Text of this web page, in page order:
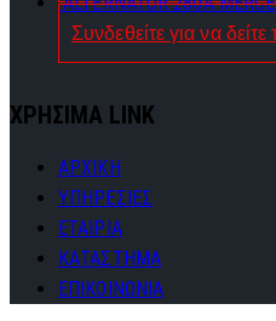
Συνδεθείτε για να δείτε
ΧΡΗΣΙΜΑ LINK
ΑΡΧΙΚΗ
ΥΠΗΡΕΣΙΕΣ
ΕΤΑΙΡΙΑ
ΚΑΤΑΣΤΗΜΑ
ΕΠΙΚΟΙΝΩΝΙΑ